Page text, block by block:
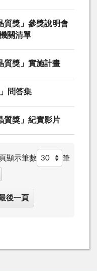
質獎」參獎說明會
關清單
質獎」實施計畫
問答集
質獎」紀實影片
顯示筆數 筆
後一頁